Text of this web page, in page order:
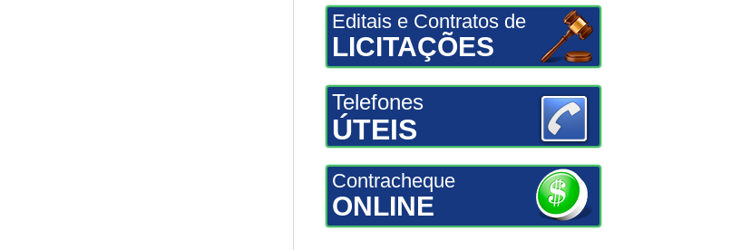
Editais e Contratos de
LICITAÇÕES
Telefones
ÚTEIS
Contracheque
ONLINE